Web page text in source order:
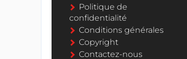
Politique de
confidentialité
Conditions générales
Copyright
Contactez-nous